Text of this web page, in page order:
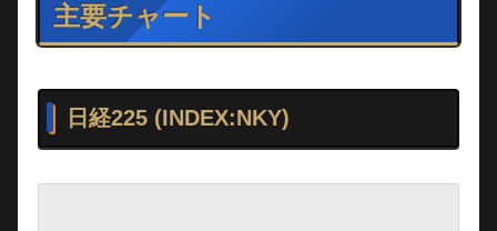
主要チャート
日経225 (INDEX:NKY)